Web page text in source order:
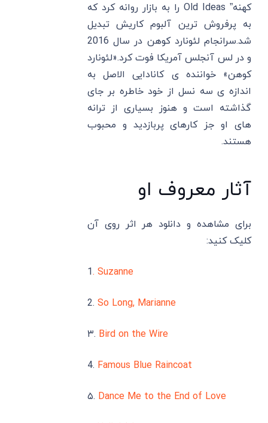
کهنه” Old Ideas را به بازار روانه کرد که
به پرفروش ترین آلبوم کاریش تبدیل
شد.سرانجام لئونارد کوهن در سال 2016
و در لس آنجلس آمریکا فوت کرد.«لئونارد
کوهن» خواننده ی کانادایی الاصل به
اندازه ی سه نسل از خود خاطره بر جای
گذاشته است و هنوز بسیاری از ترانه
های او جز کارهای پربازدید و محبوب
هستند.
آثار معروف او
برای مشاهده و دانلود هر اثر روی آن
کلیک کنید:
1. Suzanne
2. So Long, Marianne
۳. Bird on the Wire
4. Famous Blue Raincoat
۵. Dance Me to the End of Love